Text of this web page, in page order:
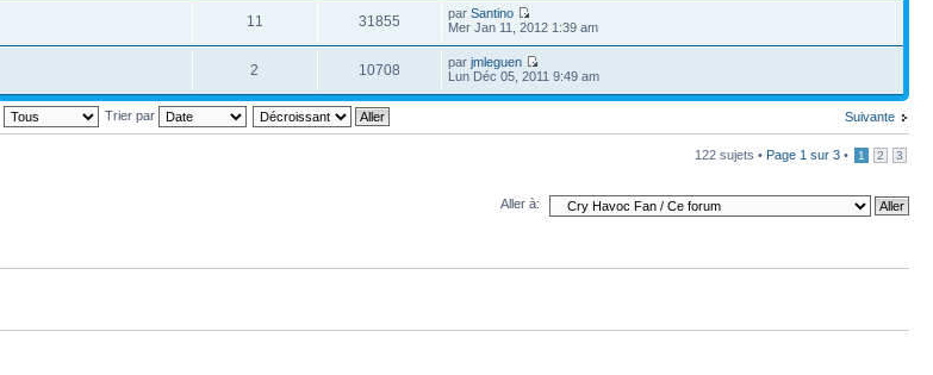
11 31855 parSantino
Mer Jan 11, 2012 1:39 am
2 10708 parjmleguen
Lun Déc 05, 2011 9:49 am
Suivante
Trier par
122 sujets • Page 1 sur 3 • 1 2 3
Aller à: